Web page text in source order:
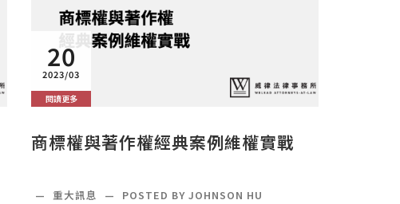
20
2023/03
閱讀更多
商標權與著作權經典案例維權實戰
— 重大訊息 — POSTED BY JOHNSON HU